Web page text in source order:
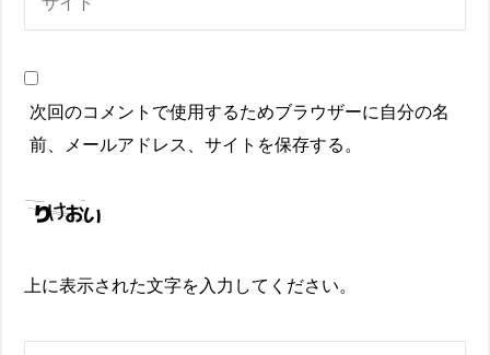
次回のコメントで使用するためブラウザーに自分の名
前、メールアドレス、サイトを保存する。
上に表示された文字を入力してください。